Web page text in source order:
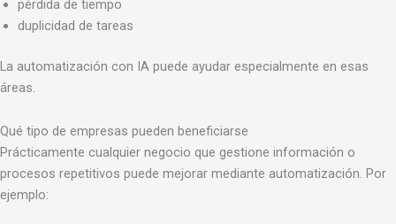
pérdida de tiempo
duplicidad de tareas
La automatización con IA puede ayudar especialmente en esas
áreas.
Qué tipo de empresas pueden beneficiarse
Prácticamente cualquier negocio que gestione información o
procesos repetitivos puede mejorar mediante automatización. Por
ejemplo: